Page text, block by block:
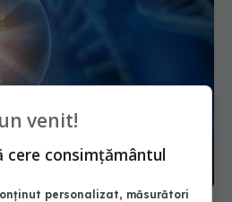
Ce au găsit
venit!
cere consimțământul
personalizat, măsurători